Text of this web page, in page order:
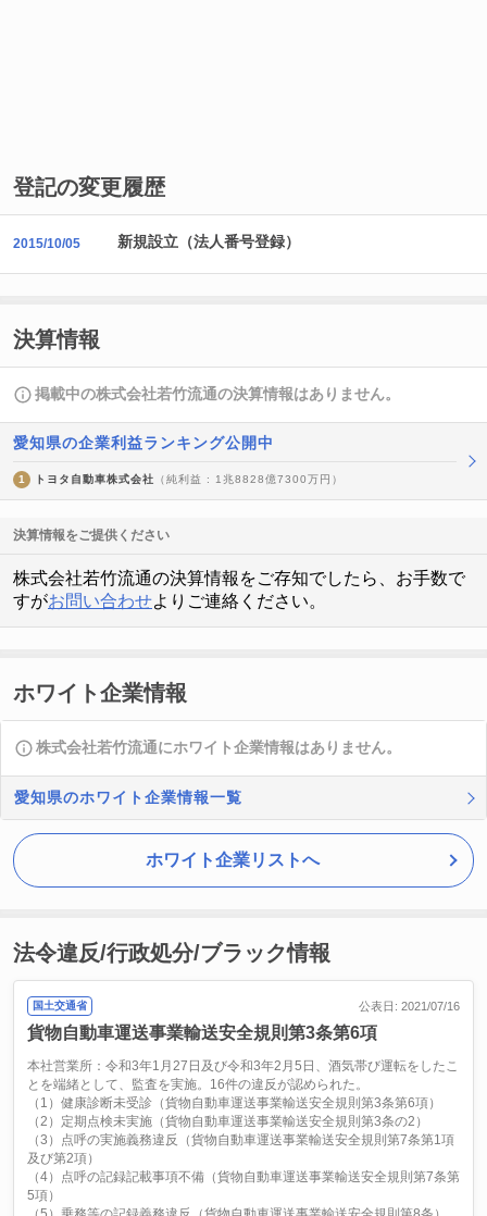
登記の変更履歴
2015/10/05 新規設立（法人番号登録）
決算情報
掲載中の株式会社若竹流通の決算情報はありません。
愛知県の企業利益ランキング公開中
1 トヨタ自動車株式会社 （純利益 : 1兆8828億7300万円）
決算情報をご提供ください
株式会社若竹流通の決算情報をご存知でしたら、お手数で
すがお問い合わせよりご連絡ください。
ホワイト企業情報
株式会社若竹流通にホワイト企業情報はありません。
愛知県のホワイト企業情報一覧
ホワイト企業リストへ
法令違反/行政処分/ブラック情報
公表日: 2021/07/16
国土交通省
貨物自動車運送事業輸送安全規則第3条第6項
本社営業所：令和3年1月27日及び令和3年2月5日、酒気帯び運転をしたこ
とを端緒として、監査を実施。16件の違反が認められた。
（1）健康診断未受診（貨物自動車運送事業輸送安全規則第3条第6項）
（2）定期点検未実施（貨物自動車運送事業輸送安全規則第3条の2）
（3）点呼の実施義務違反（貨物自動車運送事業輸送安全規則第7条第1項
及び第2項）
（4）点呼の記録記載事項不備（貨物自動車運送事業輸送安全規則第7条第
5項）